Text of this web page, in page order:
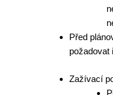
Před
požadovat
Zažívací